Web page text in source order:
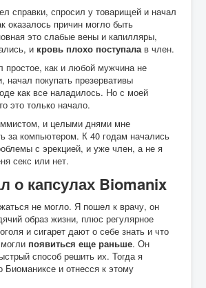
справки, спросил у товарищей и начал
оказалось причин могло быть
это слабые вены и капилляры,
и кровь плохо поступала в член.
простое, как и любой мужчина не
покупать презервативы
как все наладилось. Но с моей
это только начало.
и целыми днями мне
за компьютером. К 40 годам начались
с эрекцией, и уже член, а не я
секс или нет.
о капсулах Biomanix
не могло. Я пошел к врачу, он
образ жизни, плюс регулярное
и сигарет дают о себе знать и что
появиться еще раньше. Он
способ решить их. Тогда я
Биоманиксе и отнесся к этому